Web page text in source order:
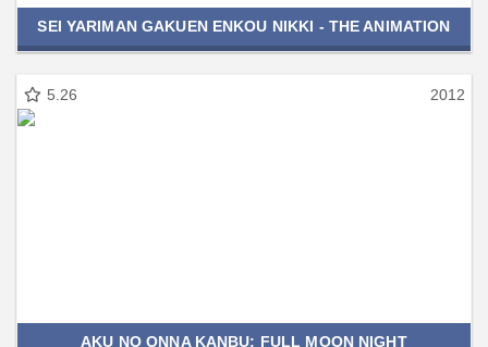
SEI YARIMAN GAKUEN ENKOU NIKKI - THE ANIMATION
5.26 2012
AKU NO ONNA KANBU: FULL MOON NIGHT